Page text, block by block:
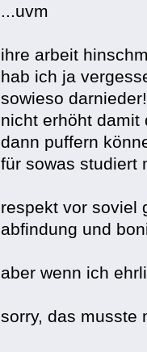
...uvm
ihre arbeit
hab ich ja
sowieso
nicht erhöht damit
dann puffern
für sowas studiert
respekt vor soviel
abfindung und
aber wenn ich
sorry, das musste